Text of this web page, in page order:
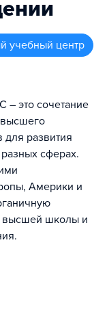
учебный центр
– это сочетание
для развития
сферах.
Америки и
высшей школы и